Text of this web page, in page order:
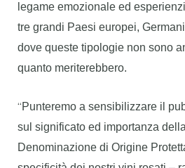
legame emozionale ed
tre grandi Paesi europei,
dove queste tipologie non sono
quanto meriterebbero.
“Punteremo a sensibilizzare il
sul significato ed importanza
Denominazione di Origine